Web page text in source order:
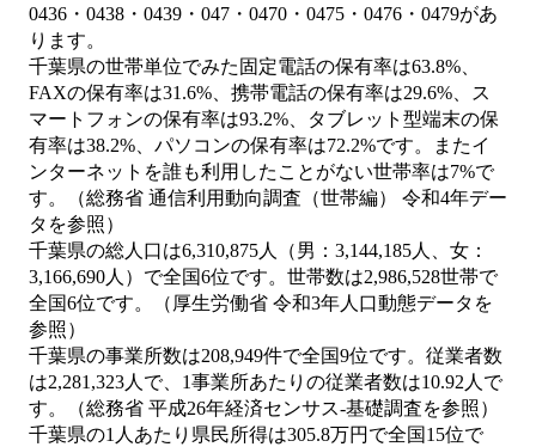
0436・0438・0439・047・0470・0475・0476・0479があ
ります。
千葉県の世帯単位でみた固定電話の保有率は63.8%、
FAXの保有率は31.6%、携帯電話の保有率は29.6%、ス
マートフォンの保有率は93.2%、タブレット型端末の保
有率は38.2%、パソコンの保有率は72.2%です。またイ
ンターネットを誰も利用したことがない世帯率は7%で
す。（総務省 通信利用動向調査（世帯編） 令和4年デー
タを参照）
千葉県の総人口は6,310,875人（男：3,144,185人、女：
3,166,690人）で全国6位です。世帯数は2,986,528世帯で
全国6位です。（厚生労働省 令和3年人口動態データを
参照）
千葉県の事業所数は208,949件で全国9位です。従業者数
は2,281,323人で、1事業所あたりの従業者数は10.92人で
す。（総務省 平成26年経済センサス‐基礎調査を参照）
千葉県の1人あたり県民所得は305.8万円で全国15位で